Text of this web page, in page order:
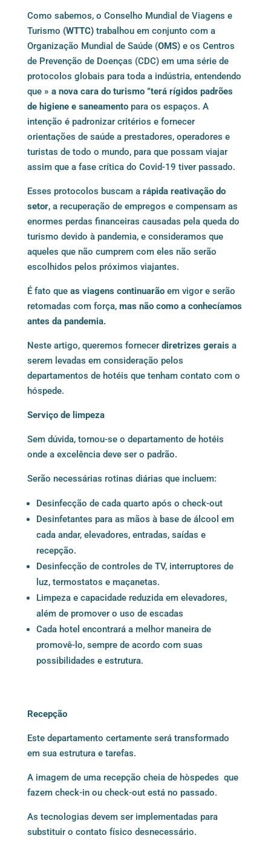
Como sabemos, o Conselho Mundial de Viagens e
Turismo (WTTC)trabalhou em conjunto com a
Organização Mundial de Saúde (OMS) e os Centros
de Prevenção de Doenças (CDC) em uma série de
protocolos globais para toda a indústria, entendendo
que » a nova cara do turismo ”terá rígidos padrões
de higiene e saneamentopara os espaços. A
intenção é padronizar critérios e fornecer
orientações de saúde a prestadores, operadores e
turistas de todo o mundo, para que possam viajar
assim que a fase crítica do Covid-19 tiver passado.
Esses protocolos buscam arápida reativação do
setor, a recuperação de empregos e compensam as
enormes perdas financeiras causadas pela queda do
turismo devido à pandemia, e consideramos que
aqueles que não cumprem com eles não serão
escolhidos pelos próximos viajantes.
É fato que as viagens continuarãoem vigor e serão
retomadas com força, mas não como a conhecíamos
antes da pandemia.
Neste artigo, queremos fornecer diretrizes geraisa
serem levadas em consideração pelos
departamentos de hotéis que tenham contato com o
hóspede.
Serviço de limpeza
Sem dúvida, tornou-se o departamento de hotéis
onde a excelência deve ser o padrão.
Serão necessárias rotinas diárias que incluem:
Desinfecção de cada quarto após o check-out
Desinfetantes para as mãos à base de álcool em
cada andar, elevadores, entradas, saídas e
recepção.
Desinfecção de controles de TV, interruptores de
luz, termostatos e maçanetas.
Limpeza e capacidade reduzida em elevadores,
além de promover o uso de escadas
Cada hotel encontrará a melhor maneira de
promovê-lo, sempre de acordo com suas
possibilidades e estrutura.
Recepção
Este departamento certamente será transformado
em sua estrutura e tarefas.
A imagem de uma recepção cheia de hòspedes que
fazem check-in ou check-out está no passado.
As tecnologias devem ser implementadas para
substituir o contato físico desnecessário.